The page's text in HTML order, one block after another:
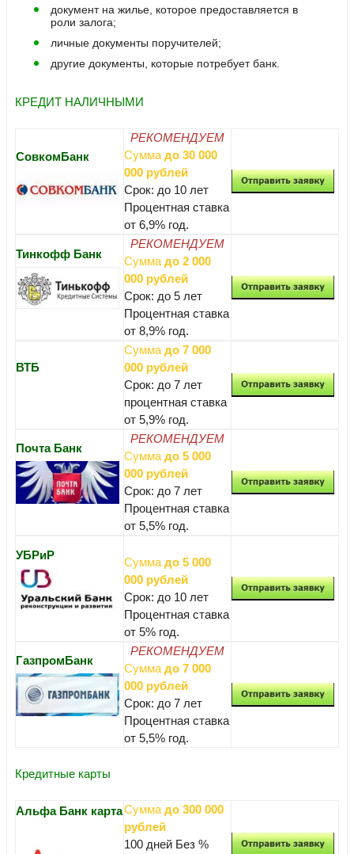
документ на жилье, которое предоставляется в
роли залога;
личные документы поручителей;
другие документы, которые потребует банк.
КРЕДИТ НАЛИЧНЫМИ
СовкомБанк
РЕКОМЕНДУЕМ
Сумма до 30 000
000 рублей
Срок: до 10 лет
Процентная ставка
от 6,9% год.
Тинкофф Банк
РЕКОМЕНДУЕМ
Сумма до 2 000
000 рублей
Срок: до 5 лет
Процентная ставка
от 8,9% год.
ВТБ
Сумма до 7 000
000 рублей
Срок: до 7 лет
процентная ставка
от 5,9% год.
Почта Банк
РЕКОМЕНДУЕМ
Сумма до 5 000
000 рублей
Срок: до 7 лет
Процентная ставка
от 5,5% год.
УБРиР
Сумма до 5 000
000 рублей
Срок: до 10 лет
Процентная ставка
от 5% год.
ГазпромБанк
РЕКОМЕНДУЕМ
Сумма до 7 000
000 рублей
Срок: до 7 лет
Процентная ставка
от 5,5% год.
Кредитные карты
Альфа Банк картаСумма до 300 000
рублей
100 дней Без %